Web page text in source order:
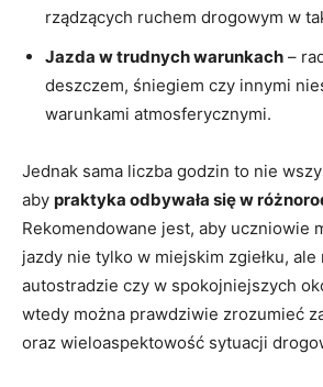
rządzących ruchem drogowym w
Jazda w trudnych‍ warunkach –⁤
deszczem,​ śniegiem czy innymi
warunkami atmosferycznymi.
Jednak sama‍ liczba godzin to nie
aby praktyka odbywała się w
Rekomendowane jest, aby uczniowie
jazdy nie tylko⁤ w miejskim zgiełku,
autostradzie czy w spokojniejszych
wtedy można prawdziwie​ zrozumieć
oraz wieloaspektowość sytuacji